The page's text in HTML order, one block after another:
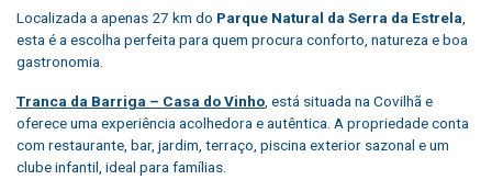
Localizada a apenas 27 km do Parque Natural da Serra da Estrela
esta é a escolha perfeita para quem procura conforto, natureza e boa
gastronomia.
Tranca da Barriga – Casa do Vinho , está situada na Covilhã e
oferece uma experiência acolhedora e autêntica. A propriedade conta
com restaurante, bar, jardim, terraço, piscina exterior sazonal e um
clube infantil, ideal para famílias.